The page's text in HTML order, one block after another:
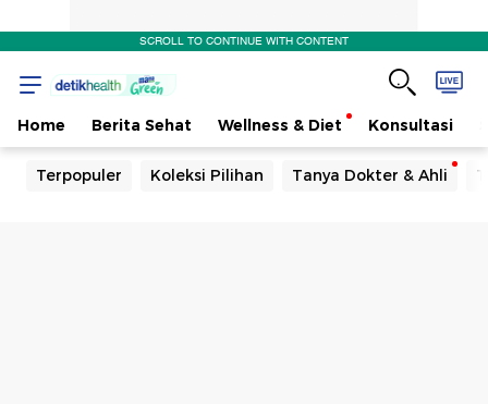
SCROLL TO CONTINUE WITH CONTENT
Home Berita Sehat Wellness & Diet Konsultasi
Terpopuler Koleksi Pilihan Tanya Dokter & Ahli